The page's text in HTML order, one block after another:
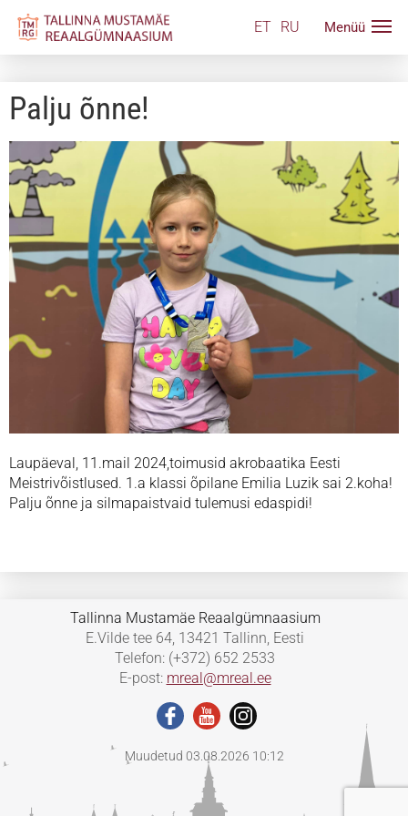
ET RU
Palju õnne!
Laupäeval, 11.mail 2024,toimusid akrobaatika Eesti
Meistrivõistlused. 1.a klassi õpilane Emilia Luzik sai 2.koha!
Palju õnne ja silmapaistvaid tulemusi edaspidi!
Tallinna Mustamäe Reaalgümnaasium
E.Vilde tee 64, 13421 Tallinn, Eesti
Telefon: (+372) 652 2533
E-post: mreal@mreal.ee
Muudetud 03.08.2026 10:12